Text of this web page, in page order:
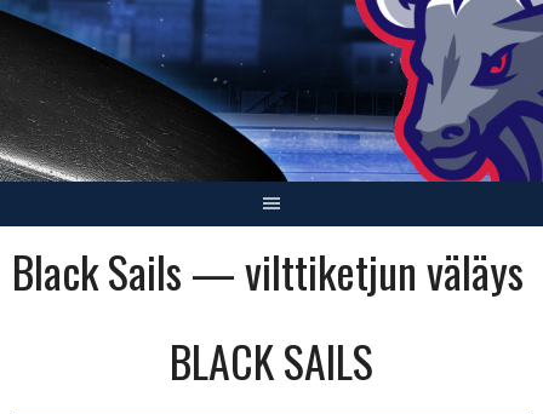
Skip
content
Black Sails — vilttiketjun väläys
BLACK SAILS